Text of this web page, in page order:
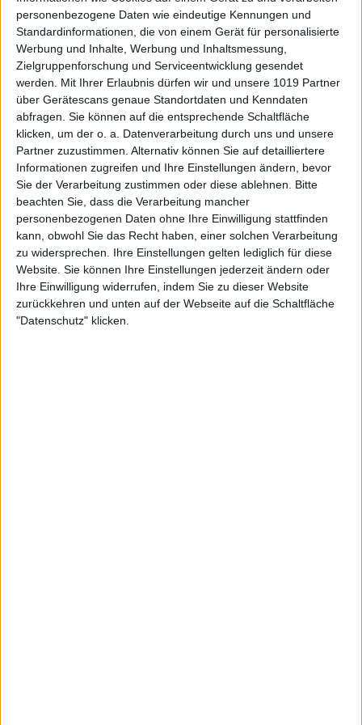
personenbezogene Daten wie eindeutige Kennungen und
Standardinformationen, die von einem Gerät für personalisierte
Werbung und Inhalte, Werbung und Inhaltsmessung,
Zielgruppenforschung und Serviceentwicklung gesendet
werden.
Mit Ihrer Erlaubnis dürfen wir und unsere 1019 Partner
über Gerätescans genaue Standortdaten und Kenndaten
abfragen. Sie können auf die entsprechende Schaltfläche
klicken, um der o. a. Datenverarbeitung durch uns und unsere
Partner zuzustimmen. Alternativ können Sie auf detailliertere
Informationen zugreifen und Ihre Einstellungen ändern, bevor
Sie der Verarbeitung zustimmen oder diese ablehnen.
Bitte
beachten Sie, dass die Verarbeitung mancher
personenbezogenen Daten ohne Ihre Einwilligung stattfinden
kann, obwohl Sie das Recht haben, einer solchen Verarbeitung
zu widersprechen. Ihre Einstellungen gelten lediglich für diese
Website. Sie können Ihre Einstellungen jederzeit ändern oder
Ihre Einwilligung widerrufen, indem Sie zu dieser Website
zurückkehren und unten auf der Webseite auf die Schaltfläche
"Datenschutz" klicken.